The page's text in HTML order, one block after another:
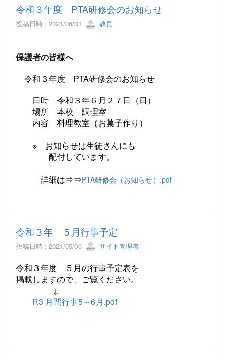
令和３年度 PTA研修会のお知らせ
投稿日時 : 2021/06/01 教員
保護者の皆様へ
令和３年度 PTA研修会のお知らせ
日時 令和３年６月２７日（日）
場所 本校 調理室
内容 料理教室（お菓子作り）
※ お知らせは生徒さんにも
配付しています。
詳細は⇒⇒PTA研修会（お知らせ）.pdf
令和３年 ５月行事予定
投稿日時 : 2021/05/06 サイト管理者
令和３年度 ５月の行事予定表を
掲載しますので、ご覧ください。
↓
R3 月間行事5～6月.pdf